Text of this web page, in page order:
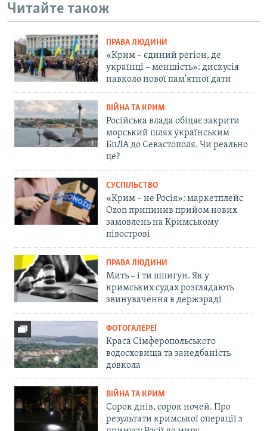
Читайте також
ПРАВА ЛЮДИНИ
«Крим – єдиний регіон, де
українці – меншість»: дискусія
навколо нової пам'ятної дати
ВІЙНА ТА КРИМ
Російська влада обіцяє закрити
морський шлях українським
БпЛА до Севастополя. Чи реально
це?
СУСПІЛЬСТВО
«Крим – не Росія»: маркетплейс
Ozon припинив прийом нових
замовлень на Кримському
півострові
ПРАВА ЛЮДИНИ
Мить – і ти шпигун. Як у
кримських судах розглядають
звинувачення в держзраді
ФОТОГАЛЕРЕЇ
Краса Сімферопольського
водосховища та занедбаність
довкола
ВІЙНА ТА КРИМ
Сорок днів, сорок ночей. Про
результати кримської операції з